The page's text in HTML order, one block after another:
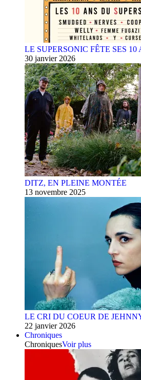
LE SUPERSONIC FÊTE SES 10
30 janvier 2026
DITZ, EN PLEINE MONTÉE
13 novembre 2025
LE CRI DU COEUR DE
22 janvier 2026
Chroniques
ChroniquesVoir plus